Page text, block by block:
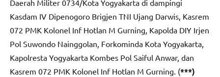
Daerah Militer 0734/Kota Yogyakarta di dampingi
Kasdam IV Dipenogoro Brigjen TNI Ujang Darwis, Kasrem
072 PMK Kolonel Inf Hotlan M Gurning, Kapolda DIY Irjen
Pol Suwondo Nainggolan, Forkominda Kota Yogyakarta,
Kapolresta Yogyakarta Kombes Pol Saiful Anwar, dan
Kasrem 072 PMK Kolonel Inf Hotlan M Gurning. (***)